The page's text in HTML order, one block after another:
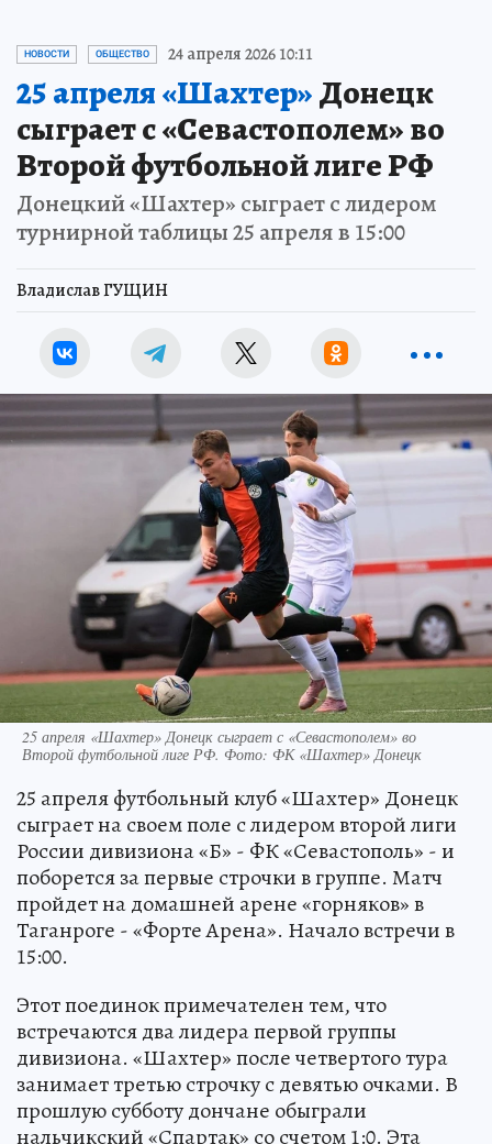
НОВОСТИ ОБЩЕСТВО 24 апреля 2026 10:11
25 апреля «Шахтер»Донецк
сыграет с «Севастополем» во
Второй футбольной лиге РФ
Донецкий «Шахтер» сыграет с лидером
турнирной таблицы 25 апреля в 15:00
Владислав ГУЩИН
25 апреля «Шахтер» Донецк сыграет с «Севастополем» во
Второй футбольной лиге РФ. Фото: ФК «Шахтер» Донецк
25 апреля футбольный клуб «Шахтер» Донецк
сыграет на своем поле с лидером второй лиги
России дивизиона «Б» - ФК «Севастополь» - и
поборется за первые строчки в группе. Матч
пройдет на домашней арене «горняков» в
Таганроге - «Форте Арена». Начало встречи в
15:00.
Этот поединок примечателен тем, что
встречаются два лидера первой группы
дивизиона. «Шахтер» после четвертого тура
занимает третью строчку с девятью очками. В
прошлую субботу дончане обыграли
нальчикский «Спартак» со счетом 1:0. Эта